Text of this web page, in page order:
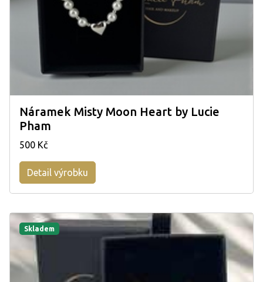
Náramek Misty Moon Heart by Lucie
Pham
500 Kč
Detail výrobku
Skladem